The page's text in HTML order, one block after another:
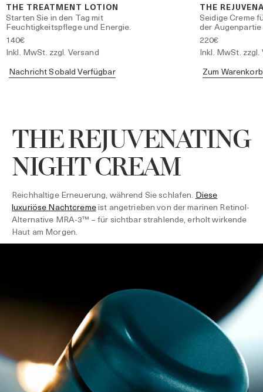
THE TREATMENT LOTION
Starten Sie in den Tag mit
Feuchtigkeitspflege und Energie.
140€
Inkl. MwSt. zzgl. Versand
Nachricht Sobald Verfügbar
THE
Seidige Creme
der Augenpartie
220€
Inkl. MwSt. zzgl.
Zum
THE REJUVENATING
NIGHT CREAM
Reichhaltige Erneuerung, während Sie schlafen. Diese
luxuriöse Nachtcremeist angetrieben von der marinen Retinol-
Alternative MRA-3™ – für sichtbar strahlende, erholt wirkende
Haut am Morgen.